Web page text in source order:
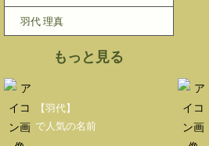
羽代 理真
もっと見る
【羽代】
で人気の名前